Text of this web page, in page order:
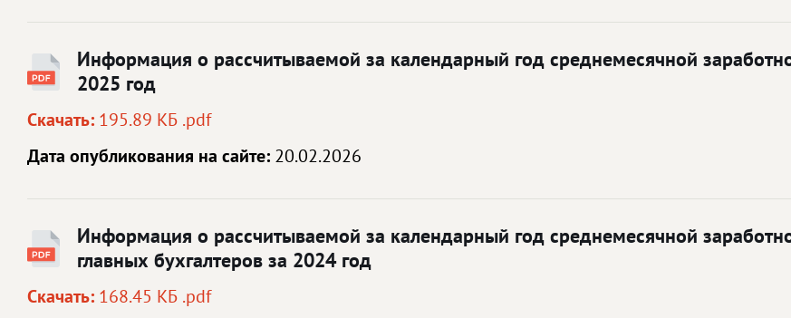
Информация о рассчитываемой за календарный год среднемесячной
2025 год
Скачать: 195.89 КБ .pdf
Дата опубликования на сайте: 20.02.2026
Информация о рассчитываемой за календарный год среднемесячной
главных бухгалтеров за 2024 год
Скачать: 168.45 КБ .pdf